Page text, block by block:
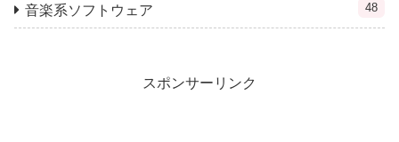
音楽系ソフトウェア 48
スポンサーリンク